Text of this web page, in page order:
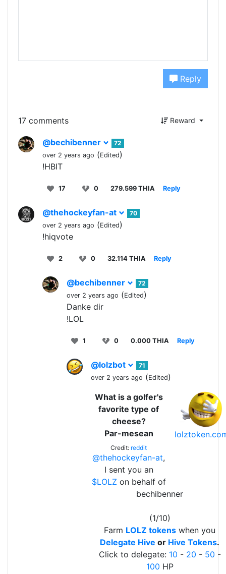
Reply
17 comments Reward
@bechibenner
72
over 2 years ago (Edited)
!HBIT
17 0 279.599 THIA Reply
@thehockeyfan-at
70
over 2 years ago (Edited)
!hiqvote
2 0 32.114 THIA Reply
@bechibenner
72
over 2 years ago (Edited)
Danke dir
!LOL
1 0 0.000 THIA Reply
@lolzbot
71
over 2 years ago (Edited)
What is a golfer's
favorite type of
cheese?
Par-mesean
Credit: reddit
@thehockeyfan-at,
I sent you an
$LOLZ on behalf of
bechibenner
(1/10)
Farm LOLZ tokens when you
Delegate Hive or Hive Tokens.
Click to delegate: 10 - 20 - 50 -
100 HP